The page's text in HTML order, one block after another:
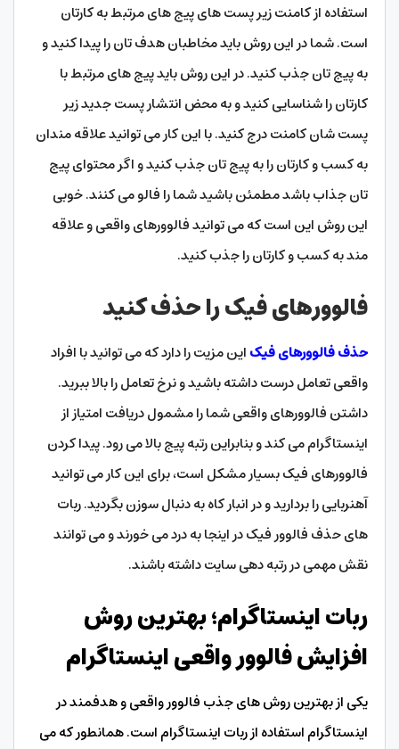
استفاده از کامنت زیر پست های پیج های مرتبط به کارتان
است. شما در این روش باید مخاطبان هدف تان را پیدا کنید و
به پیج تان جذب کنید. در این روش باید پیج های مرتبط با
کارتان را شناسایی کنید و به محض انتشار پست جدید زیر
پست شان کامنت درج کنید. با این کار می توانید علاقه مندان
به کسب و کارتان را به پیج تان جذب کنید و اگر محتوای پیج
تان جذاب باشد مطمئن باشید شما را فالو می کنند. خوبی
این روش این است که می توانید فالوورهای واقعی و علاقه
مند به کسب و کارتان را جذب کنید.
فالوورهای فیک را حذف کنید
حذف فالوورهای فیکاین مزیت را دارد که می توانید با افراد
واقعی تعامل درست داشته باشید و نرخ تعامل را بالا ببرید.
داشتن فالوورهای واقعی شما را مشمول دریافت امتیاز از
اینستاگرام می کند و بنابراین رتبه پیج بالا می رود. پیدا کردن
فالوورهای فیک بسیار مشکل است، برای این کار می توانید
آهنربایی را بردارید و در انبار کاه به دنبال سوزن بگردید. ربات
های حذف فالوور فیک در اینجا به درد می خورند و می توانند
نقش مهمی در رتبه دهی سایت داشته باشند.
ربات اینستاگرام؛ بهترین روش
افزایش فالوور واقعی اینستاگرام
یکی از بهترین روش های جذب فالوور واقعی و هدفمند در
اینستاگرام استفاده از ربات اینستاگرام است. همانطور که می